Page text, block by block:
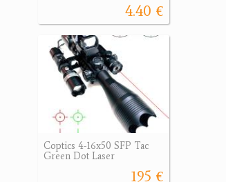
4.40 €
Coptics 4-16x50 SFP Tac
Green Dot Laser
195 €